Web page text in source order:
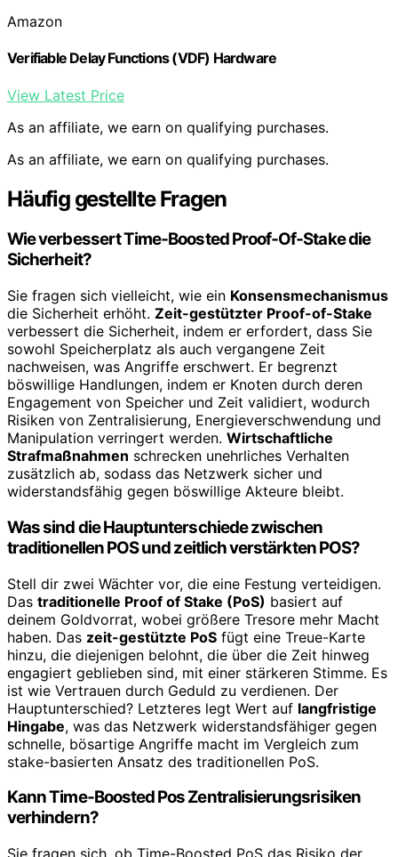
Amazon
Verifiable Delay Functions (VDF) Hardware
View Latest Price
As an affiliate, we earn on qualifying purchases.
As an affiliate, we earn on qualifying purchases.
Häufig gestellte Fragen
Wie verbessert Time‑Boosted Proof‑Of‑Stake die
Sicherheit?
Sie fragen sich vielleicht, wie ein Konsensmechanismus
die Sicherheit erhöht. Zeit-gestützter Proof-of-Stake
verbessert die Sicherheit, indem er erfordert, dass Sie
sowohl Speicherplatz als auch vergangene Zeit
nachweisen, was Angriffe erschwert. Er begrenzt
böswillige Handlungen, indem er Knoten durch deren
Engagement von Speicher und Zeit validiert, wodurch
Risiken von Zentralisierung, Energieverschwendung und
Manipulation verringert werden. Wirtschaftliche
Strafmaßnahmen schrecken unehrliches Verhalten
zusätzlich ab, sodass das Netzwerk sicher und
widerstandsfähig gegen böswillige Akteure bleibt.
Was sind die Hauptunterschiede zwischen
traditionellen POS und zeitlich verstärkten POS?
Stell dir zwei Wächter vor, die eine Festung verteidigen.
Das traditionelle Proof of Stake (PoS) basiert auf
deinem Goldvorrat, wobei größere Tresore mehr Macht
haben. Das zeit-gestützte PoS fügt eine Treue-Karte
hinzu, die diejenigen belohnt, die über die Zeit hinweg
engagiert geblieben sind, mit einer stärkeren Stimme. Es
ist wie Vertrauen durch Geduld zu verdienen. Der
Hauptunterschied? Letzteres legt Wert auf langfristige
Hingabe, was das Netzwerk widerstandsfähiger gegen
schnelle, bösartige Angriffe macht im Vergleich zum
stake-basierten Ansatz des traditionellen PoS.
Kann Time‑Boosted Pos Zentralisierungsrisiken
verhindern?